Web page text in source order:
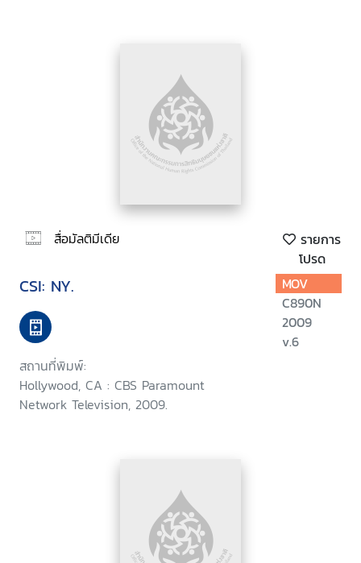
สื่อมัลติมีเดีย
รายการ
โปรด
CSI: NY.
สถานที่พิมพ์:
Hollywood, CA : CBS Paramount
Network Television, 2009.
MOV
C890N
2009
v.6